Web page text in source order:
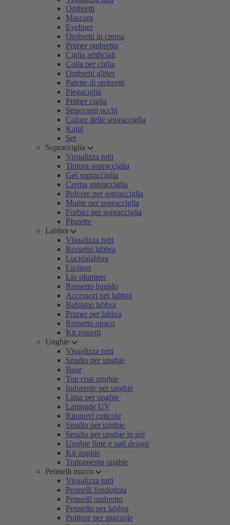
Ombretti
Mascara
Eyeliner
Ombretti in crema
Primer ombretto
Ciglia artificiali
Colla per ciglia
Ombretti glitter
Palette di ombretti
Piegaciglia
Primer ciglia
Struccanti occhi
Colore delle sopracciglia
Kajal
Set
Sopracciglia
Visualizza tutti
Tintura sopracciglia
Gel sopracciglia
Crema sopracciglia
Polvere per sopracciglia
Matite per sopracciglia
Forbici per sopracciglia
Pinzette
Labbra
Visualizza tutti
Rossetto labbra
Lucidalabbra
Lipliner
Lip plumper
Rossetto liquido
Accessori per labbra
Balsamo labbra
Primer per labbra
Rossetto opaco
Kit rossetti
Unghie
Visualizza tutti
Smalto per unghie
Base
Top coat unghie
Indurente per unghie
Lima per unghie
Lampade UV
Rimuovi cuticole
Smalto per unghie
Smalto per unghie in gel
Unghie finte e nail design
Kit unghie
Trattamento unghie
Pennelli trucco
Visualizza tutti
Pennelli fondotinta
Pennelli ombretto
Pennello per labbra
Pulitore per spazzole